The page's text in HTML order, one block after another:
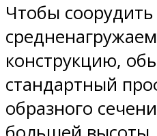
Чтобы
конструкцию,
стандартный
образного